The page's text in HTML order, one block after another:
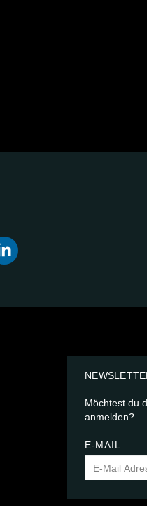
Möchtest du
anmelden?
E-MAIL